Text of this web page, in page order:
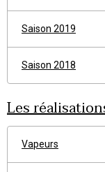
Saison 2019
Saison 2018
Les
Vapeurs